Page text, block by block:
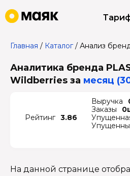
Главная / Каталог/ Анализ
Аналитика бренда
Wildberries за месяц
Рейтинг 3.86
Выручка
Заказы
На данной странице